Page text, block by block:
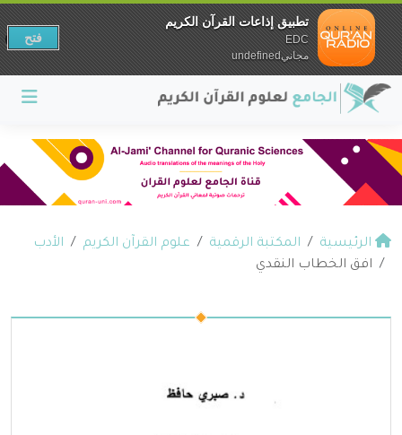
الرئيسية المكتبة الرقمية علوم القرآن الكريم
الأدب
افق الخطاب النقدي
تطبيق إذاعات القرآن الكريم
EDC
مجانيundefined
فتح